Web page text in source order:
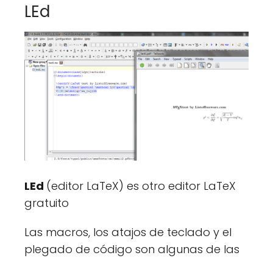
LEd
LEd (editor LaTeX) es otro editor LaTeX
gratuito
Las macros, los atajos de teclado y el
plegado de código son algunas de las